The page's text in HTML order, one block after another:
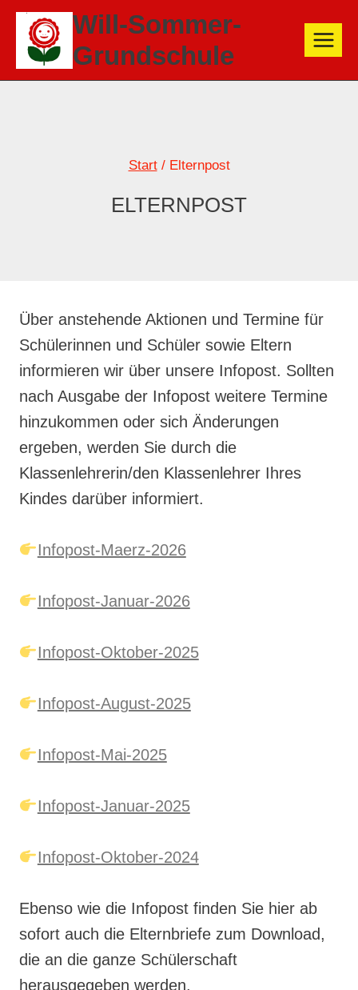
Zum
Inhalt
springen
Will-Sommer-
Grundschule
Start / Elternpost
ELTERNPOST
Über anstehende Aktionen und Termine für
Schülerinnen und Schüler sowie Eltern
informieren wir über unsere Infopost. Sollten
nach Ausgabe der Infopost weitere Termine
hinzukommen oder sich Änderungen
ergeben, werden Sie durch die
Klassenlehrerin/den Klassenlehrer Ihres
Kindes darüber informiert.
Infopost-Maerz-2026
Infopost-Januar-2026
Infopost-Oktober-2025
Infopost-August-2025
Infopost-Mai-2025
Infopost-Januar-2025
Infopost-Oktober-2024
Ebenso wie die Infopost finden Sie hier ab
sofort auch die Elternbriefe zum Download,
die an die ganze Schülerschaft
herausgegeben werden.